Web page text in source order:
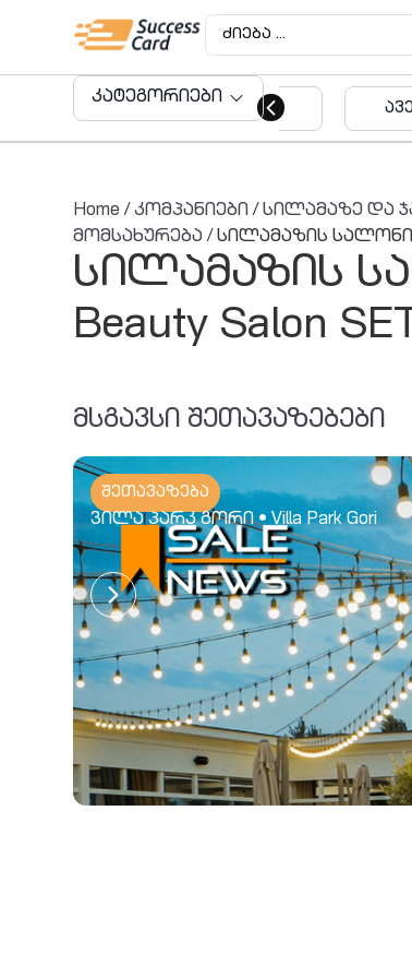
კატეგორიები
ავეჯის მაღაზიები
Home /კომპანიები /სილამაზე და
მომსახურება / სილამაზის სალონი
სილამაზის
Beauty Salon
მსგავსი შეთავაზებები
შეთავაზება
ვილა პარკ გორი • Villa Park Gori